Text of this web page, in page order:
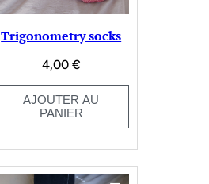
Trigonometry socks
4,00 €
AJOUTER AU
PANIER